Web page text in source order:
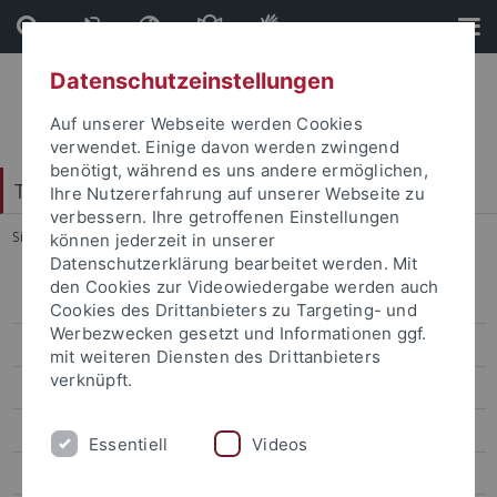
Direkt
zum
Inhalt
Direkt
zur
Fußleiste
Tübinger Forum für Wissenschaftskulturen
Sie sind hier: Startseite ... Studienkolleg 2010/2011
Studienkolleg 2006/2007
Studienkolleg 2007/2008
Studienkolleg 2008/2009
Studienkolleg 2009/2010
Datenschutzeinstellungen
Auf unserer Webseite werden Cookies
verwendet. Einige davon werden zwingend
benötigt, während es uns andere ermöglichen,
Ihre Nutzererfahrung auf unserer Webseite zu
verbessern. Ihre getroffenen Einstellungen
können jederzeit in unserer
Datenschutzerklärung bearbeitet werden. Mit
den Cookies zur Videowiedergabe werden auch
Cookies des Drittanbieters zu Targeting- und
Werbezwecken gesetzt und Informationen ggf.
mit weiteren Diensten des Drittanbieters
verknüpft.
Essentiell Videos